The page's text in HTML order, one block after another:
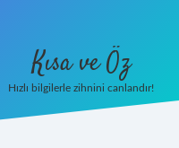
Kısa ve Öz
Hızlı bilgilerle zihnini canlandır!